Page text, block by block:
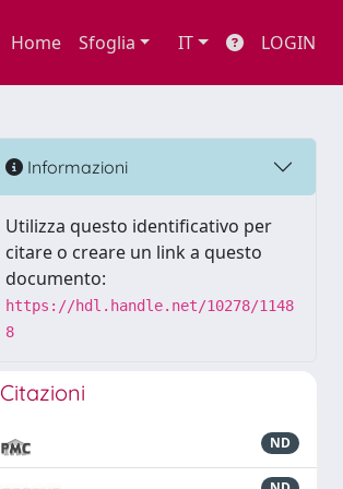
Home Sfoglia IT LOGIN
Informazioni
Utilizza questo identificativo per
citare o creare un link a questo
documento:
https://hdl.handle.net/10278/1148
8
Citazioni
ND